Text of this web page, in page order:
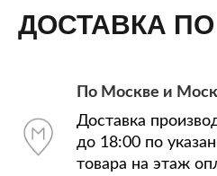
ДОСТАВКА
По Москве и
Доставка
до 18:00 по
товара на этаж